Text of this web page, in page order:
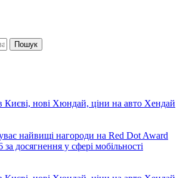
найвищі нагороди на Red Dot Award
досягнення у сфері мобільності